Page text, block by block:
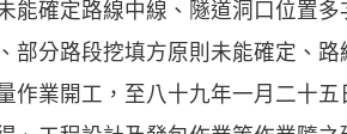
確定路線中線、隧道洞口位置
分路段挖填方原則未能確定、
業開工，至八十九年一月二十五